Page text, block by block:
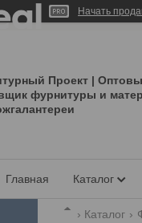
Начать
Проект |
фурнитуры и
Главная Каталог
Каталог